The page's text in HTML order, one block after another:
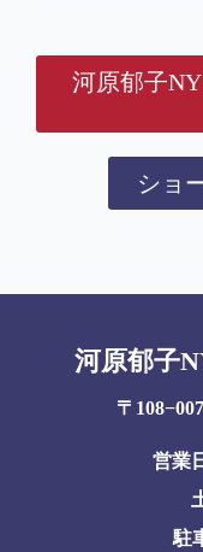
河原郁子
ショ
河原郁子
〒
営業
駐